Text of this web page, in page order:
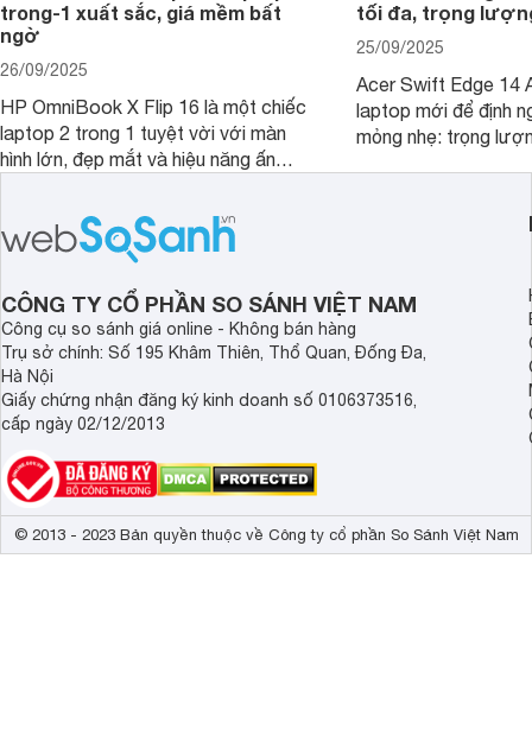
trong-1 xuất sắc, giá mềm bất
ngờ
26/09/2025
HP OmniBook X Flip 16 là một chiếc
laptop 2 trong 1 tuyệt vời với màn
hình lớn, đẹp mắt và hiệu năng ấn
mức giá vô cùng hấp dẫn, biến nó trở
thành một lựa chọn “đáng đồng tiền
bát gạo” trên thị trường.
tối đa, trọng
25/09/2025
Acer Swift Edge 14
laptop mới để định
mỏng nhẹ: trọng
năng AI hàng đầu,
CÔNG TY CỔ PHẦN SO SÁNH VIỆT NAM
Công cụ so sánh giá online - Không bán hàng
Trụ sở chính: Số 195 Khâm Thiên, Thổ Quan, Đống Đa,
Hà Nội
Giấy chứng nhận đăng ký kinh doanh số 0106373516,
cấp ngày 02/12/2013
© 2013 - 2023 Bản quyền thuộc về Công ty cổ phần So Sánh Việt Nam